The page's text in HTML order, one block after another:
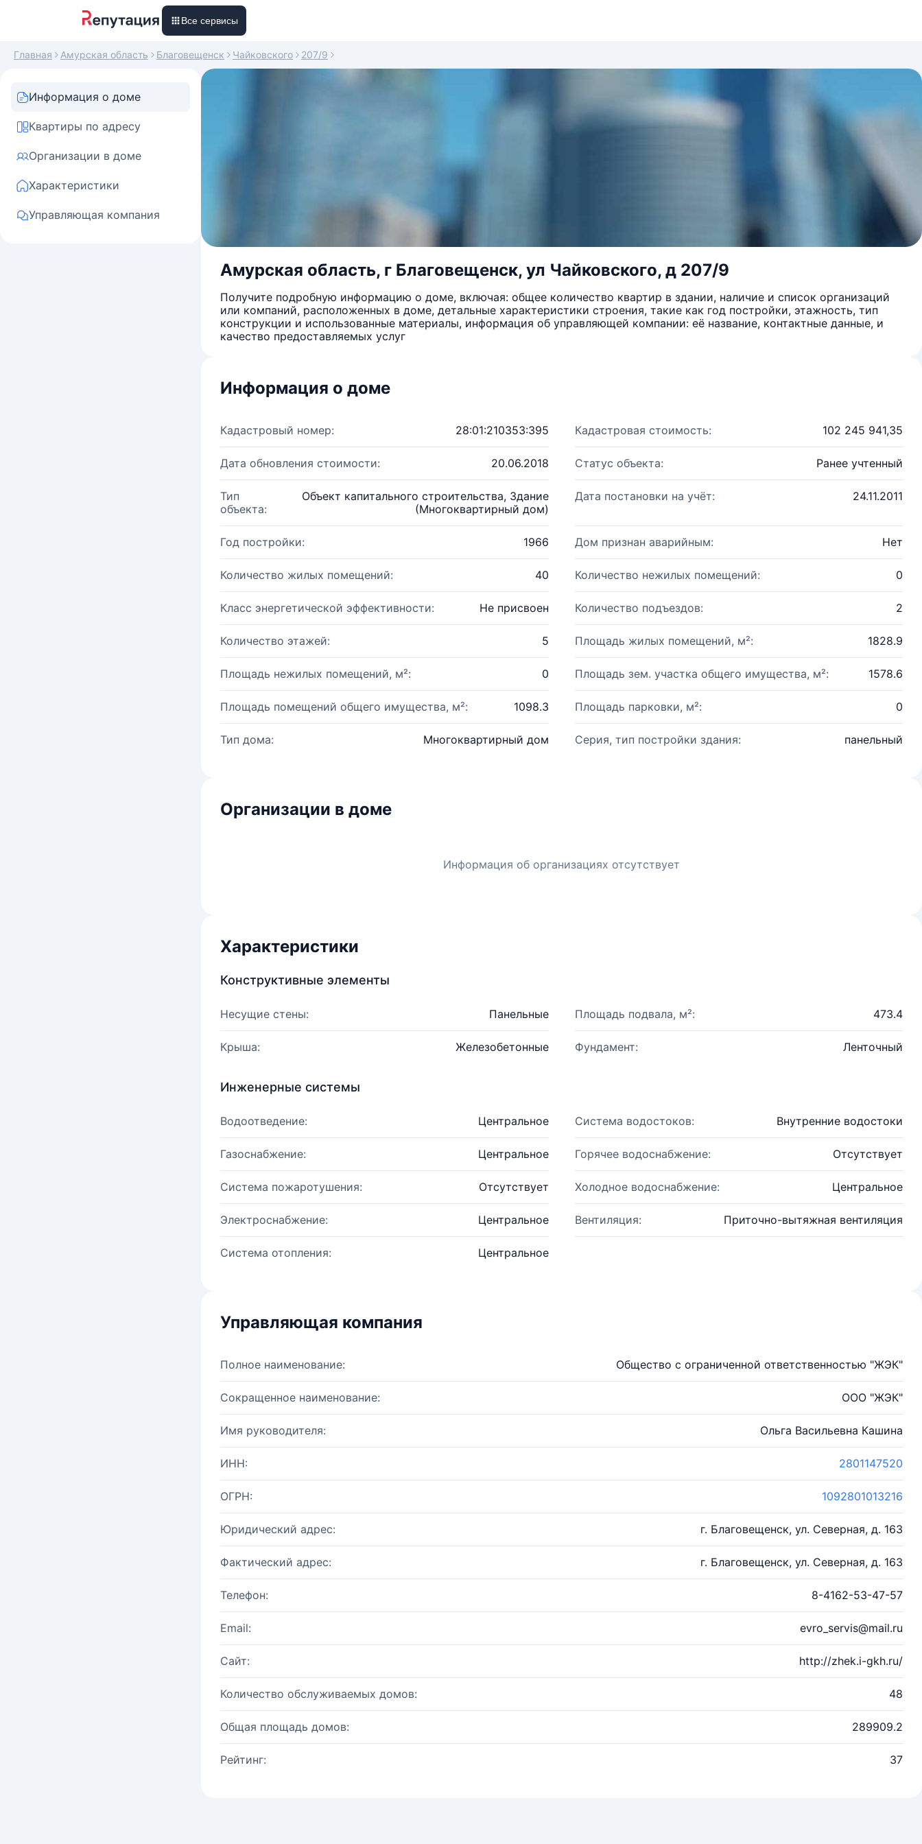
Все сервисы
Главная Амурская область Благовещенск Чайковского 207/9
Информация о доме
Квартиры по адресу
Организации в доме
Характеристики
Управляющая компания
Амурская область, г Благовещенск, ул Чайковского, д 207/9
Получите подробную информацию о доме, включая: общее количество квартир в здании, наличие и список организаций
или компаний, расположенных в доме, детальные характеристики строения, такие как год постройки, этажность, тип
конструкции и использованные материалы, информация об управляющей компании: её название, контактные данные, и
качество предоставляемых услуг
Информация о доме
Кадастровый номер: 28:01:210353:395 Кадастровая стоимость: 102 245 941,35
Дата обновления стоимости: 20.06.2018 Статус объекта: Ранее учтенный
Тип
объекта:
Объект капитального строительства, Здание
(Многоквартирный дом)
Дата постановки на учёт: 24.11.2011
Год постройки: 1966 Дом признан аварийным: Нет
Количество жилых помещений: 40 Количество нежилых помещений: 0
Класс энергетической эффективности: Не присвоен Количество подъездов: 2
Количество этажей: 5 Площадь жилых помещений, м²: 1828.9
Площадь нежилых помещений, м²: 0 Площадь зем. участка общего имущества, м²: 1578.6
Площадь помещений общего имущества, м²: 1098.3 Площадь парковки, м²: 0
Тип дома: Многоквартирный дом Серия, тип постройки здания: панельный
Организации в доме
Информация об организациях отсутствует
Характеристики
Конструктивные элементы
Несущие стены: Панельные Площадь подвала, м²: 473.4
Крыша: Железобетонные Фундамент: Ленточный
Инженерные системы
Водоотведение: Центральное Система водостоков: Внутренние водостоки
Газоснабжение: Центральное Горячее водоснабжение: Отсутствует
Система пожаротушения: Отсутствует Холодное водоснабжение: Центральное
Электроснабжение: Центральное Вентиляция: Приточно-вытяжная вентиляция
Система отопления: Центральное
Управляющая компания
Полное наименование: Общество с ограниченной ответственностью "ЖЭК"
Сокращенное наименование: ООО "ЖЭК"
Имя руководителя: Ольга Васильевна Кашина
ИНН: 2801147520
ОГРН: 1092801013216
Юридический адрес: г. Благовещенск, ул. Северная, д. 163
Фактический адрес: г. Благовещенск, ул. Северная, д. 163
Телефон: 8-4162-53-47-57
Email: evro_servis@mail.ru
Сайт: http://zhek.i-gkh.ru/
Количество обслуживаемых домов: 48
Общая площадь домов: 289909.2
Рейтинг: 37